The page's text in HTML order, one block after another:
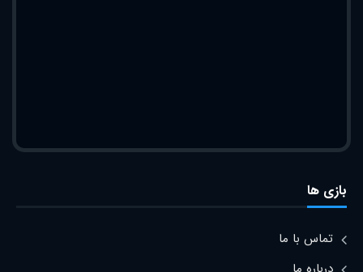
بازی ها
تماس با ما